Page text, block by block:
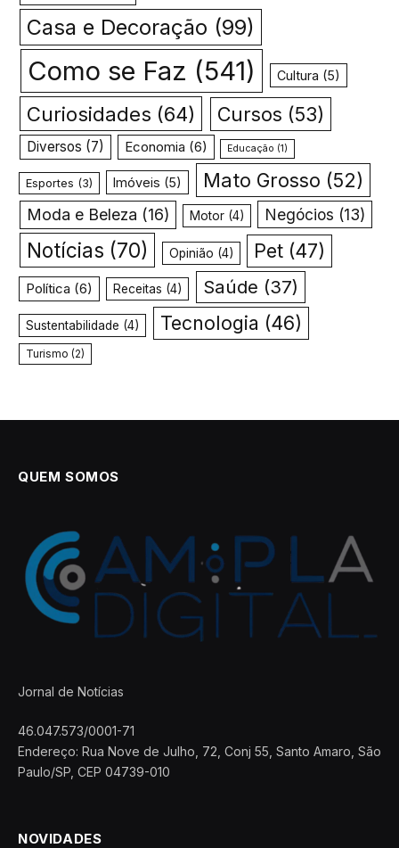
Casa e Decoração (99)
Como se Faz (541) Cultura (5)
Curiosidades (64) Cursos (53)
Diversos (7) Economia (6) Educação (1)
Esportes (3) Imóveis (5) Mato Grosso (52)
Moda e Beleza (16) Motor(4) Negócios (13)
Notícias (70) Opinião (4) Pet (47)
Política (6) Receitas (4) Saúde (37)
Sustentabilidade (4) Tecnologia (46)
Turismo (2)
QUEM SOMOS
Jornal de Notícias
46.047.573/0001-71
Endereço: Rua Nove de Julho, 72, Conj 55, Santo Amaro, São
Paulo/SP, CEP 04739-010
NOVIDADES